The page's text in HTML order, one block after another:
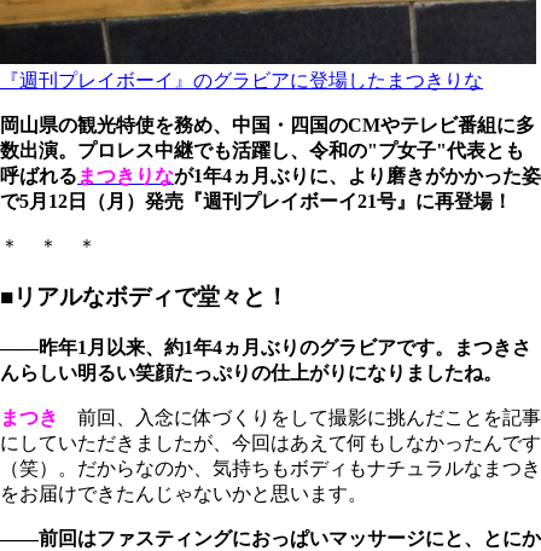
『週刊プレイボーイ』のグラビアに登場したまつきりな
岡山県の観光特使を務め、中国・四国のCMやテレビ番組に多
数出演。プロレス中継でも活躍し、令和の"プ女子"代表とも
呼ばれる まつきりなが1年4ヵ月ぶりに、より磨きがかかった姿
で5月12日（月）発売『週刊プレイボーイ21号』に再登場！
＊ ＊ ＊
■リアルなボディで堂々と！
――昨年1月以来、約1年4ヵ月ぶりのグラビアです。まつきさ
んらしい明るい笑顔たっぷりの仕上がりになりましたね。
まつき
前回、入念に体づくりをして撮影に挑んだことを記事
にしていただきましたが、今回はあえて何もしなかったんです
（笑）。だからなのか、気持ちもボディもナチュラルなまつき
をお届けできたんじゃないかと思います。
――前回はファスティングにおっぱいマッサージにと、とにか